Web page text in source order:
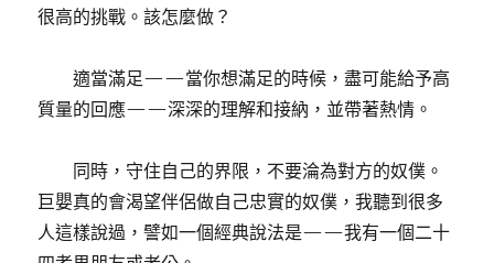
很高的挑戰。該怎麼做？
適當滿足——當你想滿足的時候，盡可能給予高
質量的回應——深深的理解和接納，並帶著熱情。
同時，守住自己的界限，不要淪為對方的奴僕。
巨嬰真的會渴望伴侶做自己忠實的奴僕，我聽到很多
人這樣說過，譬如一個經典說法是——我有一個二十